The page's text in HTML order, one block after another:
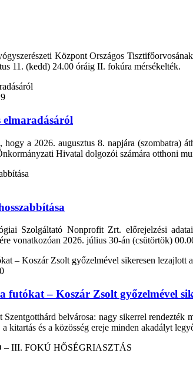
Központ Országos
11. (kedd) 24.00 óráig II. fokúra mérsékelték.
elmaradásáról
a 2026. augusztus 8. napjára (szombatra)
Hivatal dolgozói számára otthoni
Szolgáltató Nonprofit Zrt. előrejelzési
vonatkozóan 2026. július 30-án (csütörtök)
futókat – Koszár Zsolt győzelmével
Szentgotthárd belvárosa: nagy sikerrel
kitartás és a közösség ereje minden akadályt